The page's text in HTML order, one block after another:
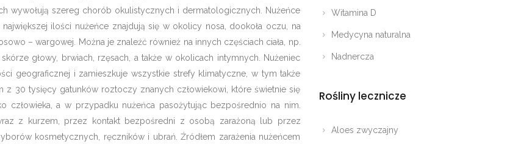
wywołują szereg chorób okulistycznych i dermatologicznych. Nużeńce
ilości nużeńce znajdują się w okolicy nosa, dookoła oczu, na
– wargowej. Można je znaleźć również na innych częściach ciała, np.
głowy, brwiach, rzęsach, a także w okolicach intymnych. Nużeniec
geograficznej i zamieszkuje wszystkie strefy klimatyczne, w tym także
z 30 tysięcy gatunków roztoczy znanych człowiekowi, które świetnie się
człowieka, a w przypadku nużeńca pasożytując bezpośrednio na nim.
z kurzem, przez kontakt bezpośredni z osobą zarażoną lub przez
kosmetycznych, ręczników i ubrań. Źródłem zarażenia nużeńcem
Witamina D
Medycyna naturalna
Nadnercza
Rośliny lecznicze
Aloes zwyczajny